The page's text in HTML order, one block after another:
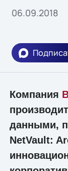
06.09.2018
Компания
данными,
NetVault: